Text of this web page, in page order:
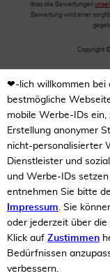
dass alle Bewertungen
Bewertung wird einer
Copyright
❤-lich willkommen bei
bestmögliche
mobile Werbe-IDs
Erstellung anonymer
nicht-personalisierter
Dienstleister und
und Werbe-IDs
entnehmen Sie bitte
Impressum. Sie
oder jederzeit über die
Klick auf Zustimmen
Bedürfnissen
verbessern.